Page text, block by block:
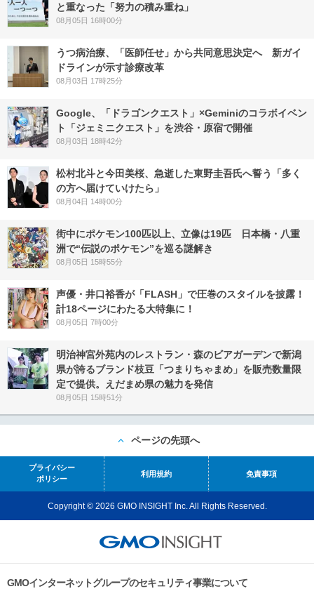
と重なった「努力の積み重ね」
08月05日 16時00分
うつ病治療、「医師任せ」から共同意思決定へ 新ガイ
ドラインが示す診療改革
08月03日 17時25分
Google、「ドラゴンクエスト」×Geminiのコラボイベン
ト「ジェミニクエスト」を渋谷・原宿で開催
08月03日 18時42分
松村北斗と今田美桜、急逝した東野圭吾氏へ誓う「多く
の方へ届けていけたら」
08月04日 14時00分
街中にポケモン100匹以上、立像は19匹 日本橋・八重
洲で“伝説のポケモン”を巡る謎解き
08月05日 15時55分
声優・井口裕香が「FLASH」で圧巻のスタイルを披露！
計18ページにわたる大特集に！
08月05日 7時00分
明治神宮外苑内のレストラン・森のビアガーデンで新潟
県が誇るブランド枝豆「つまりちゃまめ」を販売数量限
定で提供。えだまめ県の魅力を発信
08月05日 15時51分
ページの先頭へ
プライバシー
ポリシー
利用規約 免責事項
Copyright © 2026 GMO INSIGHT Inc. All Rights Reserved.
GMOインターネットグループのセキュリティ事業について